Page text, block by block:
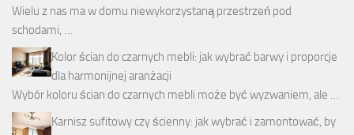
Wielu z nas ma w domu niewykorzystaną przestrzeń pod
schodami, …
Kolor ścian do czarnych mebli: jak wybrać barwy i proporcje
dla harmonijnej aranżacji
Wybór koloru ścian do czarnych mebli może być wyzwaniem, ale …
Karnisz sufitowy czy ścienny: jak wybrać i zamontować, by